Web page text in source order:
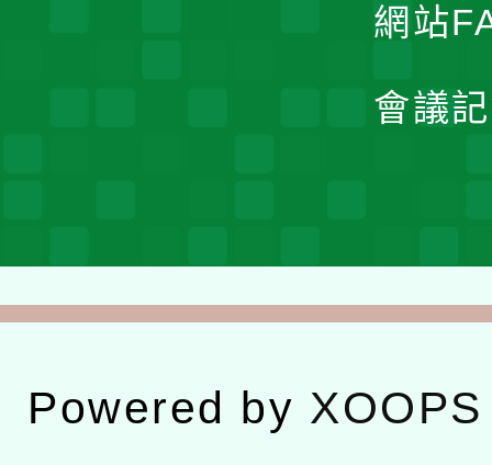
網站
會議
Powered by XOOPS